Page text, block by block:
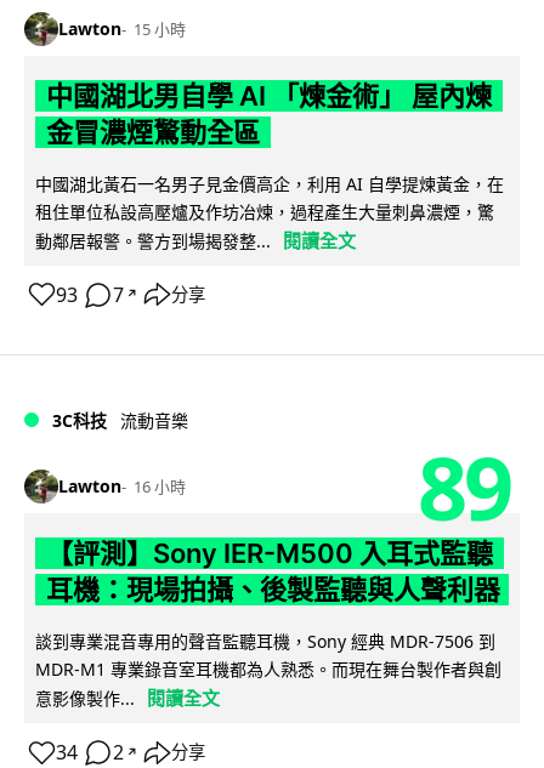
Lawton 15 小時
中國湖北男自學 AI 「煉金術」 屋內煉
金冒濃煙驚動全區
中國湖北黃石一名男子見金價高企，利用 AI 自學提煉黃金，在
租住單位私設高壓爐及作坊冶煉，過程產生大量刺鼻濃煙，驚
動鄰居報警。警方到場揭發整...
閱讀全文
93 7 ↗ 分享
3C科技 流動音樂
Lawton 16 小時 89
【評測】Sony IER-M500 入耳式監聽
耳機：現場拍攝、後製監聽與人聲利器
談到專業混音專用的聲音監聽耳機，Sony 經典 MDR-7506 到
MDR-M1 專業錄音室耳機都為人熟悉。而現在舞台製作者與創
意影像製作...
閱讀全文
34 2 ↗ 分享